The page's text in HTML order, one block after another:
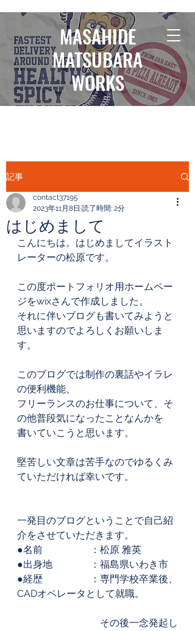
MASAHIDE
MATSUBARA
WORKS
記事
はじめまして
contact37195
2023年11月8日 読了時間: 2分
こんにちは。はじめましてイラスト
レーターの松原です。
この度ポートフォリオ用ホームペー
ジをwixさんで作成しました。
それに伴いブログも書いてみようと
思いますのでよろしくお願いしま
す。
このブログでは制作の裏話やイラレ
の便利機能、
フリーランスのお仕事について、そ
の他普段気になったことなんかを
書いていこうと思います。
堅苦しい文章は苦手なのでゆるくみ
ていただければ幸いです。
一発目のブログということで自己紹
介をさせていただきます。
●名前		：松原 雅英
●出身地		：福島県いわき市
●経歴		：専門学校卒業後、
CADオペレータとして就職。